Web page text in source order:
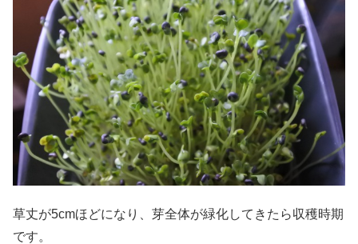
草丈が5cmほどになり、芽全体が緑化してきたら収穫時期
です。